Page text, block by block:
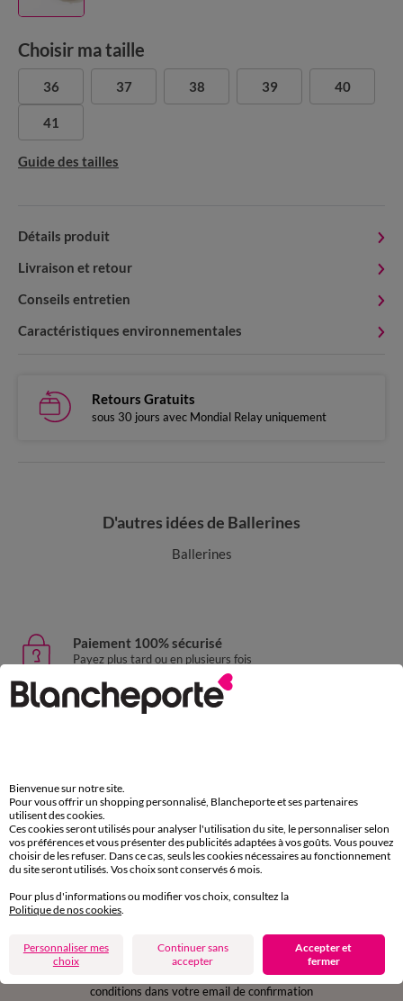
Choisir ma taille
36 37 38 39 40
41
Guide des tailles
Détails produit
Livraison et retour
Conseils entretien
Caractéristiques environnementales
Retours Gratuits
sous 30 jours avec Mondial Relay uniquement
D'autres idées de Ballerines
Ballerines
Paiement 100% sécurisé
Payez plus tard ou en plusieurs fois
Livraison express
sous 30 jours avec Mondial Relay uniquement
Service clients
par chat et par téléphone
de 8h00 à 20h00 du lundi au samedi
en vous inscrivant à la newsletter
conditions dans votre email de confirmation
Bienvenue sur notre site.
Pour vous offrir un shopping personnalisé, Blancheporte et ses partenaires
utilisent des cookies.
Ces cookies seront utilisés pour analyser l'utilisation du site, le personnaliser selon
vos préférences et vous présenter des publicités adaptées à vos goûts. Vous pouvez
choisir de les refuser. Dans ce cas, seuls les cookies nécessaires au fonctionnement
du site seront utilisés. Vos choix sont conservés 6 mois.
Pour plus d'informations ou modifier vos choix, consultez la
Politique de nos cookies
Personnaliser mes
choix
Continuer sans
accepter
Accepter et
fermer